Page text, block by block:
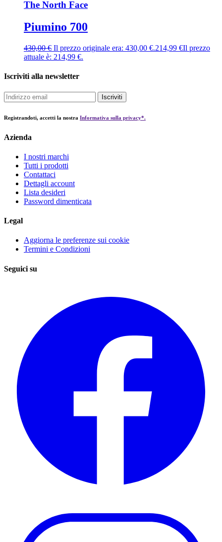
The North Face
Piumino 700
430,00€ Il prezzo originale era: 430,00 €.214,99 €Il prezzo
attuale è: 214,99 €.
Iscriviti alla newsletter
Iscriviti
Registrandoti, accetti la nostra Informativa sulla privacy*.
Azienda
I nostri marchi
Tutti i prodotti
Contattaci
Dettagli account
Lista desideri
Password dimenticata
Legal
Aggiorna le preferenze sui cookie
Termini e Condizioni
Seguici su